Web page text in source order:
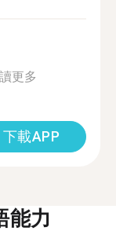
更多
下載APP
能力